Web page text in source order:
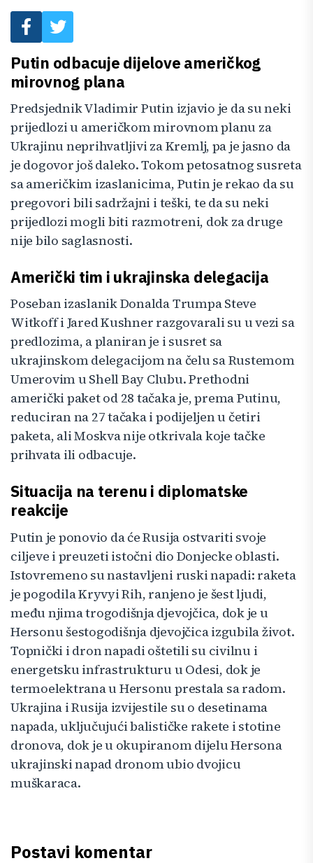
Putin odbacuje dijelove američkog
mirovnog plana
Predsjednik Vladimir Putin izjavio je da su neki
prijedlozi u američkom mirovnom planu za
Ukrajinu neprihvatljivi za Kremlj, pa je jasno da
je dogovor još daleko. Tokom petosatnog susreta
sa američkim izaslanicima, Putin je rekao da su
pregovori bili sadržajni i teški, te da su neki
prijedlozi mogli biti razmotreni, dok za druge
nije bilo saglasnosti.
Američki tim i ukrajinska delegacija
Poseban izaslanik Donalda Trumpa Steve
Witkoff i Jared Kushner razgovarali su u vezi sa
predlozima, a planiran je i susret sa
ukrajinskom delegacijom na čelu sa Rustemom
Umerovim u Shell Bay Clubu. Prethodni
američki paket od 28 tačaka je, prema Putinu,
reduciran na 27 tačaka i podijeljen u četiri
paketa, ali Moskva nije otkrivala koje tačke
prihvata ili odbacuje.
Situacija na terenu i diplomatske
reakcije
Putin je ponovio da će Rusija ostvariti svoje
ciljeve i preuzeti istočni dio Donjecke oblasti.
Istovremeno su nastavljeni ruski napadi: raketa
je pogodila Kryvyi Rih, ranjeno je šest ljudi,
među njima trogodišnja djevojčica, dok je u
Hersonu šestogodišnja djevojčica izgubila život.
Topnički i dron napadi oštetili su civilnu i
energetsku infrastrukturu u Odesi, dok je
termoelektrana u Hersonu prestala sa radom.
Ukrajina i Rusija izvijestile su o desetinama
napada, uključujući balističke rakete i stotine
dronova, dok je u okupiranom dijelu Hersona
ukrajinski napad dronom ubio dvojicu
muškaraca.
Postavi komentar